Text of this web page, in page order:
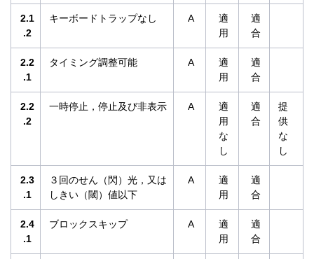
2.1
.2
キーボードトラップなし A
適
用
適
合
2.2
.1
タイミング調整可能 A
適
用
適
合
2.2
.2
一時停止，停止及び非表示 A
適
用
な
し
適
合
提
供
な
し
2.3
.1
３回のせん（閃）光，又は
しきい（閾）値以下
A
適
用
適
合
2.4
.1
ブロックスキップ A
適
用
適
合